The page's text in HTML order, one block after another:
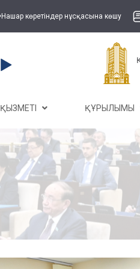
Нашар көретіндер нұсқасына көшу
ҚЫЗМЕТІ ҚҰРЫЛЫМЫ